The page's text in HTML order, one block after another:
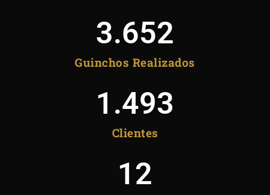
Guinchos Realizados
3.652
Clientes
1.493
12